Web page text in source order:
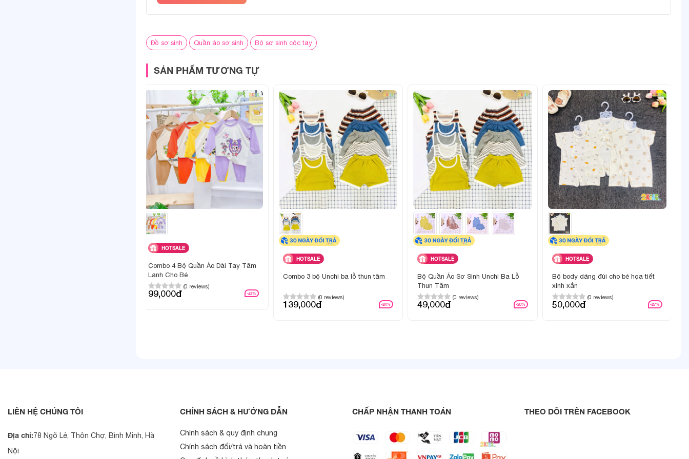
Với 3 bộ đồ trong 1 combo, mẹ có thể yên tâm luôn có đồ sạch để thay cho bé khi bé ra mồ hôi, trớ sữa hay tè dầm. Vừa đảm bảo vệ
Bảng size quần áo cho bé
BẢNG THÔNG SỐ CHI TIẾT
Chất liệu: Petit thun lạnh, mềm nhẹ, thoáng mát, thấm hút tốt
Đồ sơ sinh Quần áo sơ sinh Bộ sơ sinh cộc tay
SẢN PHẨM TƯƠNG TỰ
HOTSALE
Combo 4 Bộ Quần Áo Dài Tay Tăm
Lạnh Cho Bé
(0 reviews)
99,000đ -43%
HOTSALE
Combo 3 bộ Unchi ba lỗ thun tăm
(0 reviews)
139,000đ -24%
HOTSALE
Bộ Quần Áo Sơ Sinh Unchi Ba Lỗ
Thun Tăm
(0 reviews)
49,000đ -20%
HOTSALE
Bộ body dáng đùi cho bé họa tiết
xinh xắn
(0 reviews)
50,000đ -27%
LIÊN HỆ CHÚNG TÔI
Địa chỉ:78 Ngõ Lẻ, Thôn Chợ, Bình Minh, Hà
Nội
CHÍNH SÁCH & HƯỚNG DẪN
Chính sách & quy định chung
Chính sách đổi/trả và hoàn tiền
CHẤP NHẬN THANH TOÁN THEO DÕI TRÊN FACEBOOK